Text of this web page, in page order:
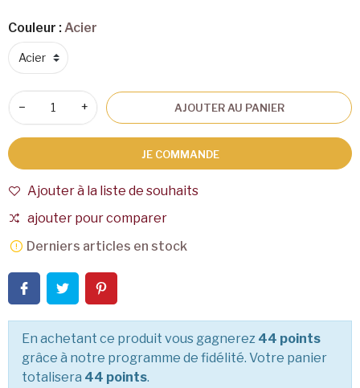
Couleur :Acier
− + AJOUTER AU PANIER
JE COMMANDE
Ajouter à la liste de souhaits
ajouter pour comparer
Derniers articles en stock
En achetant ce produit vous gagnerez 44 points
grâce à notre programme de fidélité. Votre panier
totalisera 44 points.